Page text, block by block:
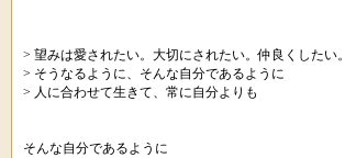
> 望みは愛されたい。大切にされたい。仲良くしたい。
> そうなるように、そんな自分であるように
> 人に合わせて生きて、常に自分よりも
そんな自分であるように